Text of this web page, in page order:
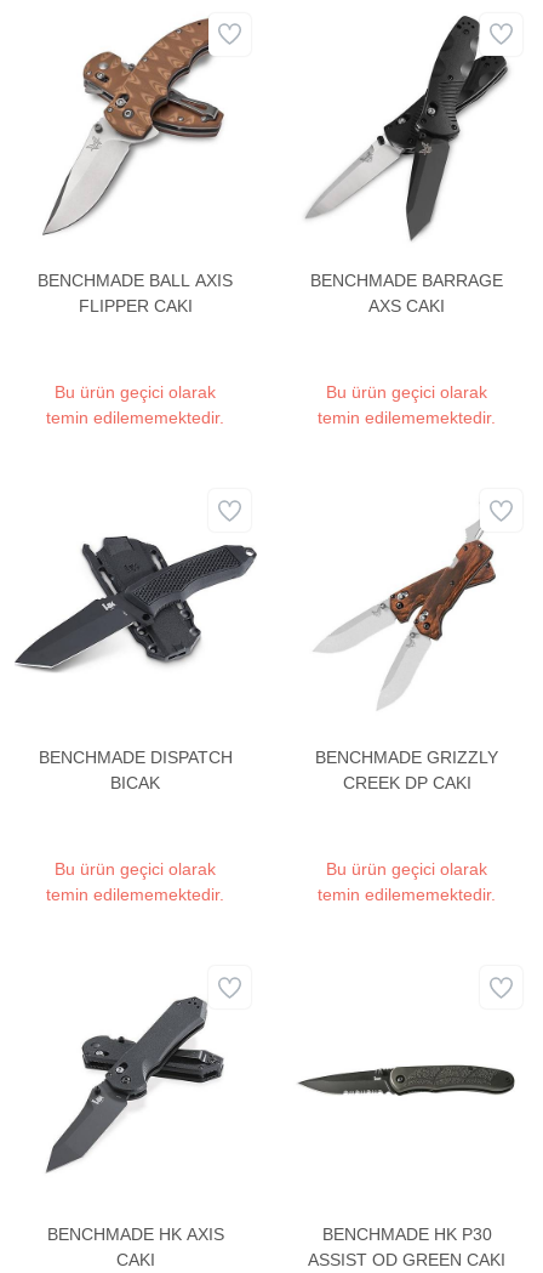
BENCHMADE BALL AXIS
FLIPPER CAKI
Bu ürün geçici olarak
temin edilememektedir.
BENCHMADE BARRAGE
AXS CAKI
Bu ürün geçici olarak
temin edilememektedir.
BENCHMADE DISPATCH
BICAK
Bu ürün geçici olarak
temin edilememektedir.
BENCHMADE GRIZZLY
CREEK DP CAKI
Bu ürün geçici olarak
temin edilememektedir.
BENCHMADE HK AXIS
CAKI
BENCHMADE HK P30
ASSIST OD GREEN CAKI